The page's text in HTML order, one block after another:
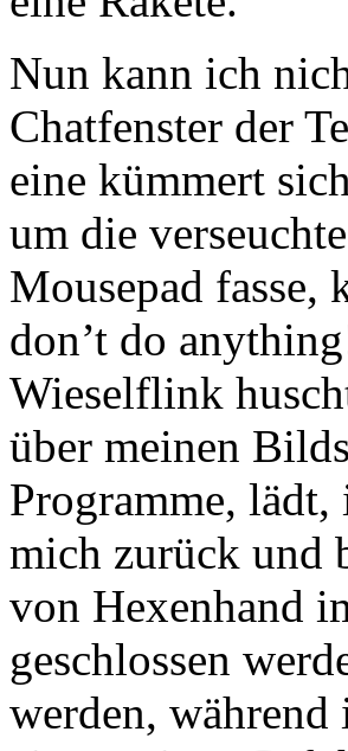
Nun kann ich
Chatfenster der
eine kümmert
um die
Mousepad fasse,
don’t do
Wieselflink
über meinen
Programme,
mich zurück und
von Hexenhand
geschlossen
werden, während